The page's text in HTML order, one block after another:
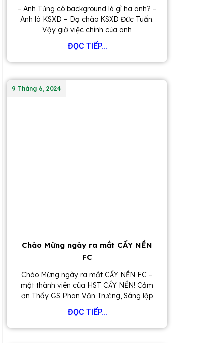
– Anh Tứng có background là gì ha anh? –
Anh là KSXD – Dạ chào KSXD Đức Tuấn.
Vậy giờ việc chính của anh
ĐỌC TIẾP...
Chào Mừng ngày ra mắt CẤY NỀN
FC
9 Tháng 6, 2024
Chào Mừng ngày ra mắt CẤY NỀN FC –
một thành viên của HST CẤY NỀN! Cảm
ơn Thầy GS Phan Văn Trường, Sáng lập
ĐỌC TIẾP...